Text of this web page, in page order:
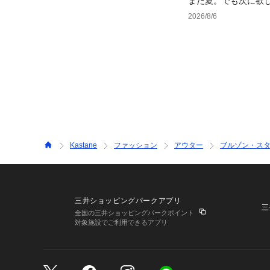
2026/8/6
Kastane ファッション アウター ブルゾン・ス
三井ショッピングパークアプリ
全国の三井ショッピングパークポイント
対象施設でご利用できるアプリ